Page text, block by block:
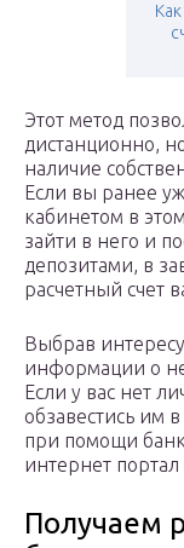
Этот метод
дистанционно,
наличие
Если вы ранее
кабинетом в
зайти в него и
депозитами, в
расчетный счет
Выбрав
информации о
Если у вас нет
обзавестись им
при помощи
интернет
Получаем